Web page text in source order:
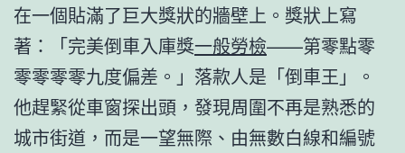
在一個貼滿了巨大獎狀的牆壁上。獎狀上寫
著：「完美倒車入庫獎一般勞檢——第零點零
零零零零九度偏差。」落款人是「倒車王」。
他趕緊從車窗探出頭，發現周圍不再是熟悉的
城市街道，而是一望無際、由無數白線和編號